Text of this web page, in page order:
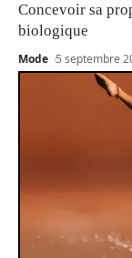
Concevoir sa
biologique
Mode 5 septembre